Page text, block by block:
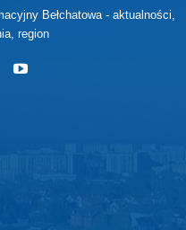
Bełchatowa - aktualności,
region